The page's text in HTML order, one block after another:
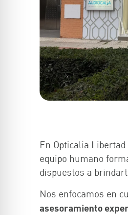
En Opticalia
equipo humano
dispuestos a
Nos enfocamos en
asesoramiento